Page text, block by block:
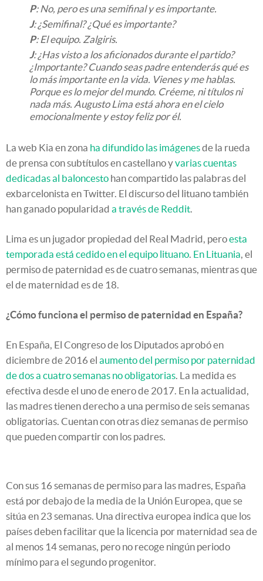
P: No, pero es una semifinal y es importante.
J: ¿Semifinal? ¿Qué es importante?
P: El equipo. Zalgiris.
J: ¿Has visto a los aficionados durante el partido?
¿Importante? Cuando seas padre entenderás qué es
lo más importante en la vida. Vienes y me hablas.
Porque es lo mejor del mundo. Créeme, ni títulos ni
nada más. Augusto Lima está ahora en el cielo
emocionalmente y estoy feliz por él.
La web Kia en zona ha difundido las imágenesde la rueda
de prensa con subtítulos en castellano yvarias cuentas
dedicadas al baloncesto han compartido las palabras del
exbarcelonista en Twitter. El discurso del lituano también
han ganado popularidad a través de Reddit.
Lima es un jugador propiedad del Real Madrid, peroesta
temporada está cedido en el equipo lituano. En Lituania, el
permiso de paternidad es de cuatro semanas, mientras que
el de maternidad es de 18.
¿Cómo funciona el permiso de paternidad en España?
En España, El Congreso de los Diputados aprobó en
diciembre de 2016 el aumento del permiso por paternidad
de dos a cuatro semanas no obligatorias. La medida es
efectiva desde el uno de enero de 2017. En la actualidad,
las madres tienen derecho a una permiso de seis semanas
obligatorias. Cuentan con otras diez semanas de permiso
que pueden compartir con los padres.
Con sus 16 semanas de permiso para las madres, España
está por debajo de la media de la Unión Europea, que se
sitúa en 23 semanas. Una directiva europea indica que los
países deben facilitar que la licencia por maternidad sea de
al menos 14 semanas, pero no recoge ningún periodo
mínimo para el segundo progenitor.